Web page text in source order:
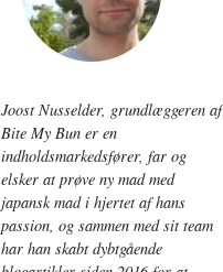
Joost Nusselder, grundlæggeren af
​​Bite My Bun er en
indholdsmarkedsfører, far og
elsker at prøve ny mad med
japansk mad i hjertet af hans
passion, og sammen med sit team
har han skabt dybtgående